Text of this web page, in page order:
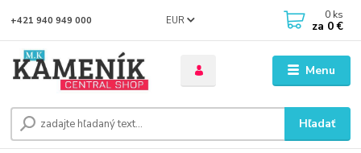
Menu
EUR
Hľadať
+421 940 949 000 0 ks
za 0 €